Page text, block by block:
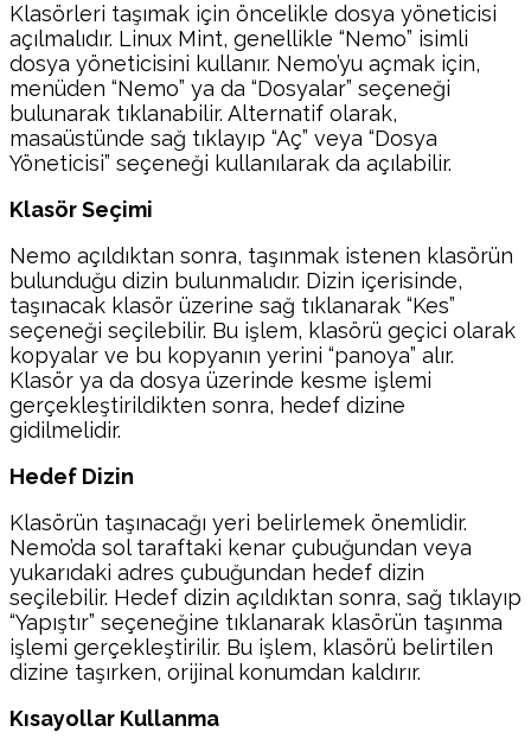
Klasörleri taşımak için öncelikle dosya yöneticisi
açılmalıdır. Linux Mint, genellikle “Nemo” isimli
dosya yöneticisini kullanır. Nemo’yu açmak için,
menüden “Nemo” ya da “Dosyalar” seçeneği
bulunarak tıklanabilir. Alternatif olarak,
masaüstünde sağ tıklayıp “Aç” veya “Dosya
Yöneticisi” seçeneği kullanılarak da açılabilir.
Klasör Seçimi
Nemo açıldıktan sonra, taşınmak istenen klasörün
bulunduğu dizin bulunmalıdır. Dizin içerisinde,
taşınacak klasör üzerine sağ tıklanarak “Kes”
seçeneği seçilebilir. Bu işlem, klasörü geçici olarak
kopyalar ve bu kopyanın yerini “panoya” alır.
Klasör ya da dosya üzerinde kesme işlemi
gerçekleştirildikten sonra, hedef dizine
gidilmelidir.
Hedef Dizin
Klasörün taşınacağı yeri belirlemek önemlidir.
Nemo’da sol taraftaki kenar çubuğundan veya
yukarıdaki adres çubuğundan hedef dizin
seçilebilir. Hedef dizin açıldıktan sonra, sağ tıklayıp
“Yapıştır” seçeneğine tıklanarak klasörün taşınma
işlemi gerçekleştirilir. Bu işlem, klasörü belirtilen
dizine taşırken, orijinal konumdan kaldırır.
Kısayollar Kullanma